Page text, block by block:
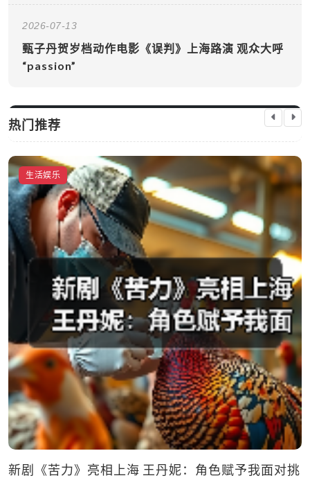
2026-07-13
甄子丹贺岁档动作电影《误判》上海路演 观众大呼
“passion”
热门推荐
生活娱乐
新剧《苦力》亮相上海 王丹妮：角色赋予我面对挑